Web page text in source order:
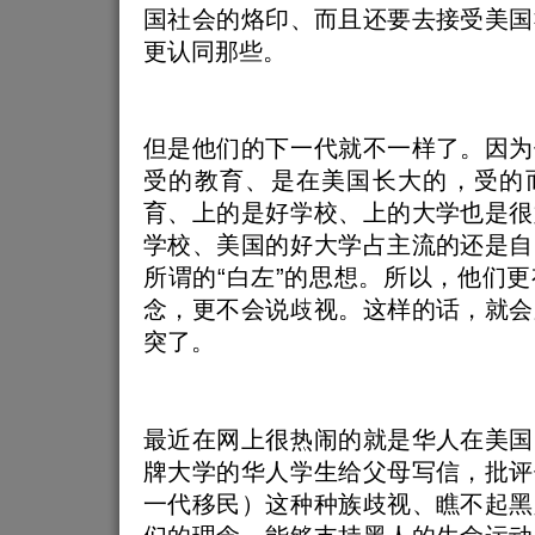
国社会的烙印、而且还要去接受美
更认同那些。
但是他们的下一代就不一样了。因
受的教育、是在美国长大的，受的
育、上的是好学校、上的大学也是
学校、美国的好大学占主流的还是
所谓的“白左”的思想。所以，他们
念，更不会说歧视。这样的话，就
突了。
最近在网上很热闹的就是华人在美
牌大学的华人学生给父母写信，批
一代移民）这种种族歧视、瞧不起